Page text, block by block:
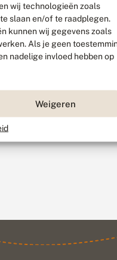
wij technologieën zoals
slaan en/of te raadplegen.
kunnen wij gegevens zoals
Als je geen
nadelige invloed hebben op
Weigeren